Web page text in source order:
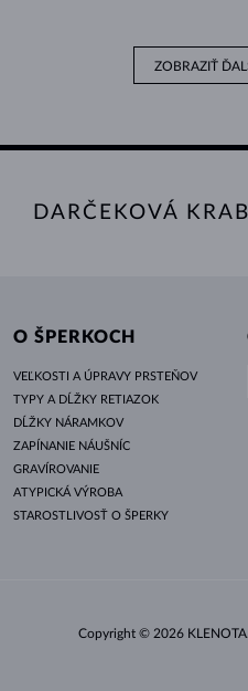
ZOBRAZIŤ
DARČEKOVÁ
O ŠPERKOCH
VEĽKOSTI A ÚPRAVY PRSTEŇOV
TYPY A DĹŽKY RETIAZOK
DĹŽKY NÁRAMKOV
ZAPÍNANIE NÁUŠNÍC
GRAVÍROVANIE
ATYPICKÁ VÝROBA
STAROSTLIVOSŤ O ŠPERKY
Copyright © 2026